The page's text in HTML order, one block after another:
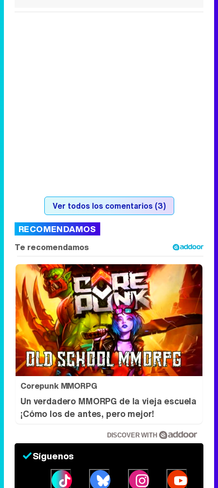
Ver todos los comentarios (3)
RECOMENDAMOS
Corepunk MMORPG
Un verdadero MMORPG de la vieja escuela
¡Cómo los de antes, pero mejor!
DISCOVER WITH
Síguenos